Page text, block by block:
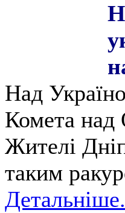
Над
Комета
Жителі
таким